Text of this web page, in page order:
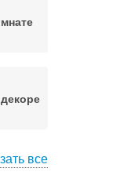
все